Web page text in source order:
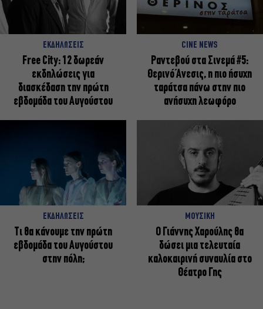
ΕΚΔΗΛΩΣΕΙΣ
Free City: 12 δωρεάν
εκδηλώσεις για
διασκέδαση την πρώτη
εβδομάδα του Αυγούστου
CINE NEWS
Ραντεβού στα Σινεμά #5:
Θερινό Άνεσις, η πιο ήσυχη
ταράτσα πάνω στην πιο
ανήσυχη λεωφόρο
ΕΚΔΗΛΩΣΕΙΣ
Τι θα κάνουμε την πρώτη
εβδομάδα του Αυγούστου
στην πόλη;
ΜΟΥΣΙΚΗ
Ο Γιάννης Χαρούλης θα
δώσει μια τελευταία
καλοκαιρινή συναυλία στο
Θέατρο Γης